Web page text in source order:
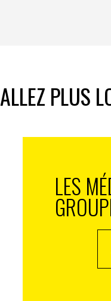
ALLEZ PLUS
LES